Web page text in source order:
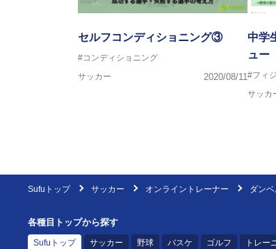
セルフコンディショニング③
#コンディショニング
サッカー
2020/08/11
中学
ュー
#フィ
サッカ
Sufuトップ サッカー オンライントレーナー ダン
各種目トップから探す
Sufuトップ サッカー 野球 バスケ ゴルフ トレー